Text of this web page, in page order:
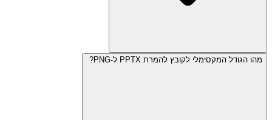
מהו הגודל המקסימלי לקובץ להמרת PPTX ל-PNG?